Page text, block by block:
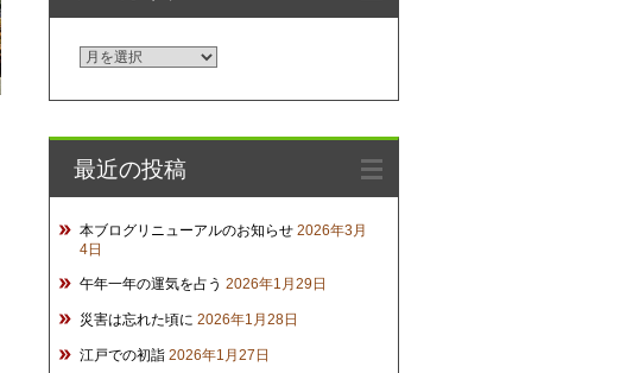
ア
イ
ブ
最近の投稿
本ブログリニューアルのお知らせ 2026年3月
4日
午年一年の運気を占う 2026年1月29日
災害は忘れた頃に 2026年1月28日
江戸での初詣 2026年1月27日